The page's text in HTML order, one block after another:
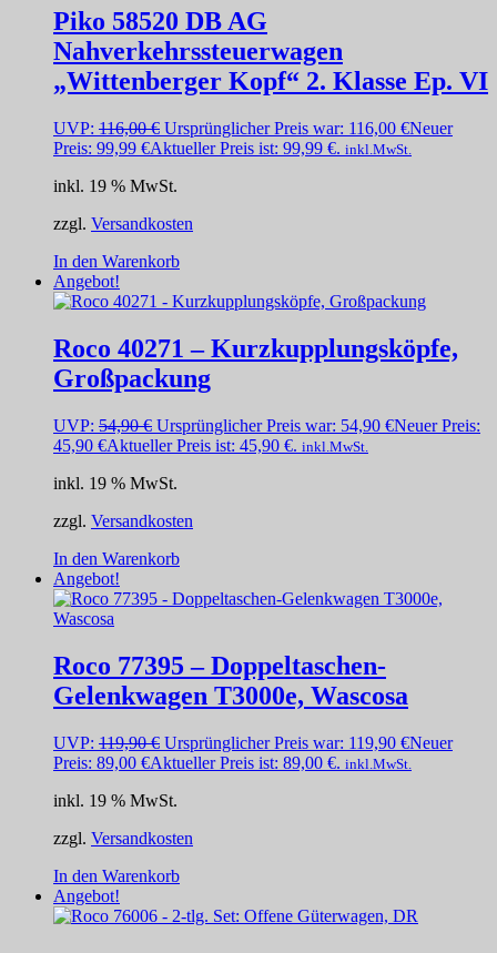
Piko 58520 DB AG
Nahverkehrssteuerwagen
„Wittenberger Kopf“ 2. Klasse Ep. VI
UVP: 116,00€ Ursprünglicher Preis war: 116,00 €Neuer
Preis: 99,99 €Aktueller Preis ist: 99,99 €. inkl.MwSt.
inkl. 19 % MwSt.
zzgl. Versandkosten
In den Warenkorb
Angebot!
Roco 40271 – Kurzkupplungsköpfe,
Großpackung
UVP: 54,90€ Ursprünglicher Preis war: 54,90 €Neuer Preis:
45,90 €Aktueller Preis ist: 45,90 €. inkl.MwSt.
inkl. 19 % MwSt.
zzgl. Versandkosten
In den Warenkorb
Angebot!
Roco 77395 – Doppeltaschen-
Gelenkwagen T3000e, Wascosa
UVP: 119,90€ Ursprünglicher Preis war: 119,90 €Neuer
Preis: 89,00 €Aktueller Preis ist: 89,00 €. inkl.MwSt.
inkl. 19 % MwSt.
zzgl. Versandkosten
In den Warenkorb
Angebot!